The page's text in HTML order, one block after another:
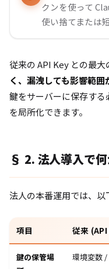
クンを使って
使い捨てまたは
従来の API Key との最大
く、漏洩しても影響範囲
鍵をサーバーに保存す
を局所化できます。
§ 2. 法人導入で
法人の本番運用では、以
項目 従来
鍵の保管場
環境変数